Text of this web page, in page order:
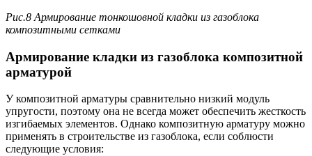
Рис.8 Армирование тонкошовной кладки из газоблока
композитными сетками
Армирование кладки из газоблока композитной
арматурой
У композитной арматуры сравнительно низкий модуль
упругости, поэтому она не всегда может обеспечить жесткость
изгибаемых элементов. Однако композитную арматуру можно
применять в строительстве из газоблока, если соблюсти
следующие условия: